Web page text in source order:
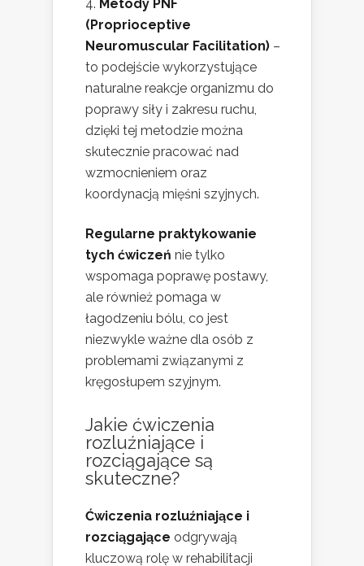
Metody PNF
(Proprioceptive
Neuromuscular Facilitation) –
to podejście wykorzystujące
naturalne reakcje organizmu do
poprawy siły i zakresu ruchu,
dzięki tej metodzie można
skutecznie pracować nad
wzmocnieniem oraz
koordynacją mięśni szyjnych.
Regularne praktykowanie
tych ćwiczeń nie tylko
wspomaga poprawę postawy,
ale również pomaga w
łagodzeniu bólu, co jest
niezwykle ważne dla osób z
problemami związanymi z
kręgosłupem szyjnym.
Jakie ćwiczenia
rozluźniające i
rozciągające są
skuteczne?
Ćwiczenia rozluźniające i
rozciągające odgrywają
kluczową rolę w rehabilitacji